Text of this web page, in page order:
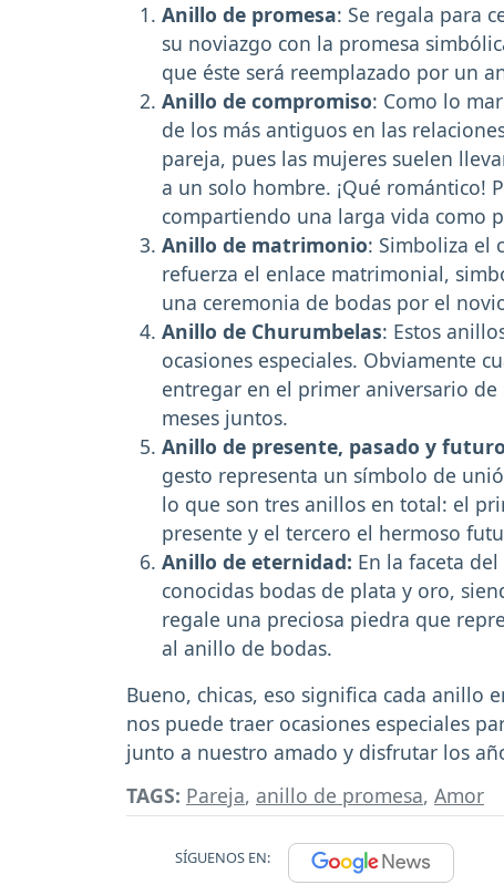
Anillo de promesa: Se regala para
su noviazgo con la promesa
que éste será reemplazado por un
Anillo de compromiso: Como lo
de los más antiguos en las
pareja, pues las mujeres suelen
a un solo hombre. ¡Qué romántico!
compartiendo una larga vida como
Anillo de matrimonio: Simboliza el
refuerza el enlace matrimonial,
una ceremonia de bodas por el
Anillo de Churumbelas: Estos
ocasiones especiales. Obviamente
entregar en el primer aniversario
meses juntos.
Anillo de presente, pasado y futuro
gesto representa un símbolo de
lo que son tres anillos en total: el
presente y el tercero el hermoso
Anillo de eternidad: En la faceta
conocidas bodas de plata y oro,
regale una preciosa piedra que
al anillo de bodas.
Bueno, chicas, eso significa cada anillo
nos puede traer ocasiones especiales
junto a nuestro amado y disfrutar los
TAGS: Pareja, anillo de promesa, Amor
SÍGUENOS EN: